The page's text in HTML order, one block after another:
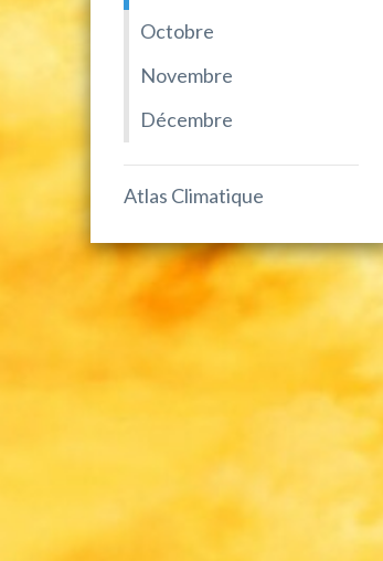
Octobre
Novembre
Décembre
Atlas Climatique